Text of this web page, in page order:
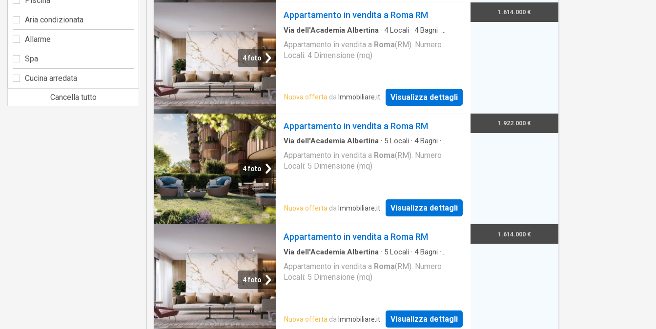
4 foto
Appartamento in vendita a Roma RM
Via dell'Academia Albertina · 4Locali · 4Bagni ·
Appartamento in vendita a Roma(RM). Numero
Locali: 4 Dimensione (mq)
Nuova offerta da Immobiliare.it Visualizza dettagli
1.614.000 €
4 foto
Appartamento in vendita a Roma RM
Via dell'Academia Albertina · 5 Locali · 4Bagni ·
Appartamento in vendita a Roma(RM). Numero
Locali: 5 Dimensione (mq)
Nuova offerta da Immobiliare.it Visualizza dettagli
1.922.000 €
4 foto
Appartamento in vendita a Roma RM
Via dell'Academia Albertina · 5 Locali · 4Bagni ·
Appartamento in vendita a Roma(RM). Numero
Locali: 5 Dimensione (mq)
Nuova offerta da Immobiliare.it Visualizza dettagli
1.614.000 €
Aria condizionata
Allarme
Spa
Cucina arredata
Cancella tutto